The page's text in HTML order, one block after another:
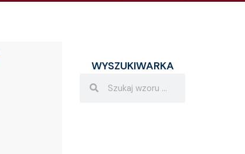
WYSZUKIWARKA